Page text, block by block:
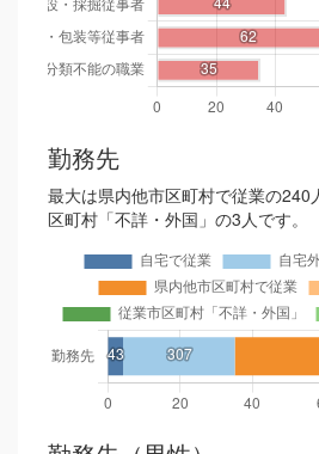
勤務先
最大は県内他市区町村で従業の240
区町村「不詳・外国」の3人です。